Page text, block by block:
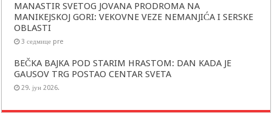
MANASTIR SVETOG JOVANA PRODROMA NA
MANIKEJSKOJ GORI: VEKOVNE VEZE NEMANJIĆA I SERSKE
OBLASTI
3 седмице pre
BEČKA BAJKA POD STARIM HRASTOM: DAN KADA JE
GAUSOV TRG POSTAO CENTAR SVETA
29. јун 2026.